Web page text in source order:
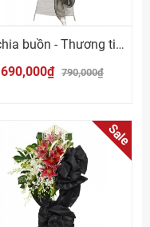
Kệ chia buồn - Thương tiếc
690,000₫ 790,000₫
Sale